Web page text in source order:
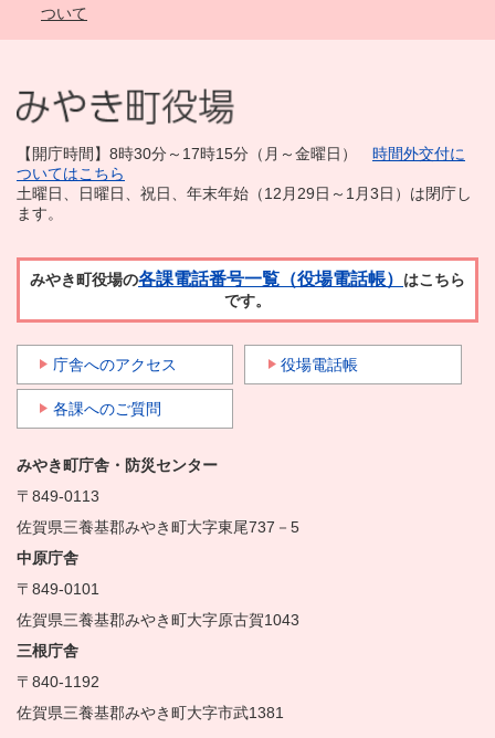
ついて
【開庁時間】8時30分～17時15分（月～金曜日） 時間外交付に
ついてはこちら
土曜日、日曜日、祝日、年末年始（12月29日～1月3日）は閉庁し
ます。
みやき町役場の各課電話番号一覧（役場電話帳） はこちら
です。
庁舎へのアクセス 役場電話帳
各課へのご質問
みやき町庁舎・防災センター
〒849-0113
佐賀県三養基郡みやき町大字東尾737－5
中原庁舎
〒849-0101
佐賀県三養基郡みやき町大字原古賀1043
三根庁舎
〒840-1192
佐賀県三養基郡みやき町大字市武1381